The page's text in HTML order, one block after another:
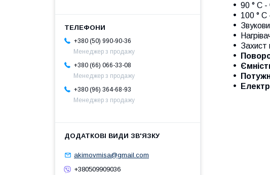
90 ° C -
100 ° C
Захист
+380 (50) 990-90-36
Менеджер з продажу
+380 (66) 066-33-08
Менеджер з продажу
+380 (96) 364-68-93
Менеджер з продажу
akimovmisa@gmail.com
+380509909036